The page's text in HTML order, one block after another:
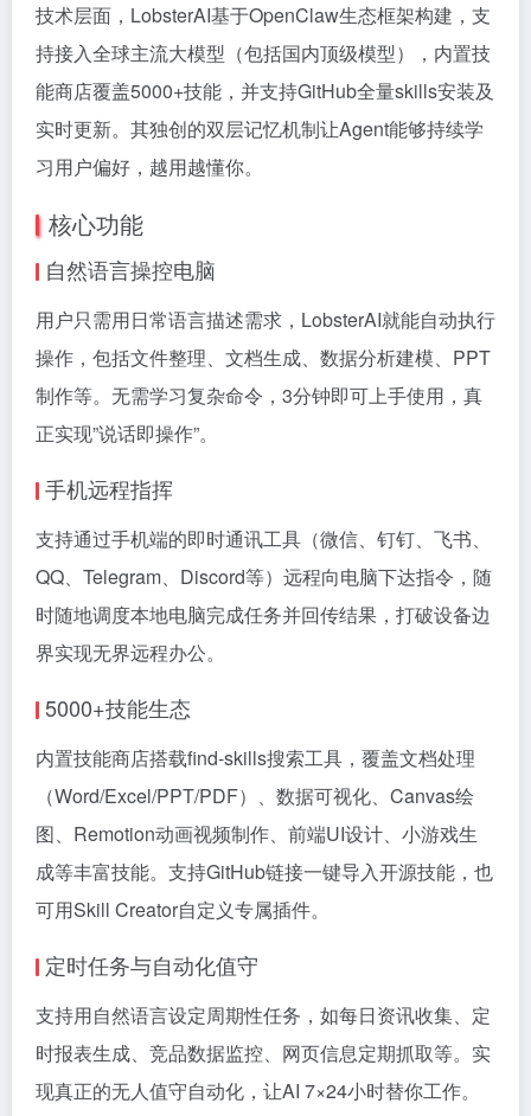
技术层面，LobsterAI基于OpenClaw生态框架构建，支
持接入全球主流大模型（包括国内顶级模型），内置技
能商店覆盖5000+技能，并支持GitHub全量skills安装及
实时更新。其独创的双层记忆机制让Agent能够持续学
习用户偏好，越用越懂你。
核心功能
自然语言操控电脑
用户只需用日常语言描述需求，LobsterAI就能自动执行
操作，包括文件整理、文档生成、数据分析建模、PPT
制作等。无需学习复杂命令，3分钟即可上手使用，真
正实现”说话即操作”。
手机远程指挥
支持通过手机端的即时通讯工具（微信、钉钉、飞书、
QQ、Telegram、Discord等）远程向电脑下达指令，随
时随地调度本地电脑完成任务并回传结果，打破设备边
界实现无界远程办公。
5000+技能生态
内置技能商店搭载find-skills搜索工具，覆盖文档处理
（Word/Excel/PPT/PDF）、数据可视化、Canvas绘
图、Remotion动画视频制作、前端UI设计、小游戏生
成等丰富技能。支持GitHub链接一键导入开源技能，也
可用Skill Creator自定义专属插件。
定时任务与自动化值守
支持用自然语言设定周期性任务，如每日资讯收集、定
时报表生成、竞品数据监控、网页信息定期抓取等。实
现真正的无人值守自动化，让AI 7×24小时替你工作。